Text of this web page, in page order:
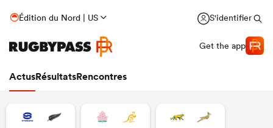
Édition du Nord | US S'identifier
Get the app
ActusRésultatsRencontres